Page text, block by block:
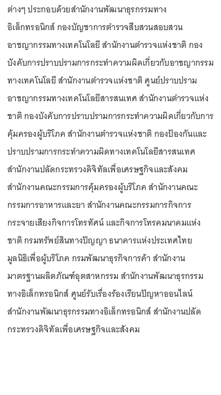
ต่างๆ ประกอบด้วยสำนักงานพัฒนาธุรกรรมทาง
อิเล็กทรอนิกส์ กองบัญชาการตำรวจสืบสวนสอบสวน
อาชญากรรมทางเทคโนโลยี สำนักงานตำรวจแห่งชาติ กอง
บังคับการปราบปรามการกระทำความผิดเกี่ยวกับอาชญากรรม
ทางเทคโนโลยี สำนักงานตำรวจแห่งชาติ ศูนย์ปราบปราม
อาชญากรรมทางเทคโนโลยีสารสนเทศ สำนักงานตำรวจแห่ง
ชาติ กองบังคับการปราบปรามการกระทำความผิดเกี่ยวกับการ
คุ้มครองผู้บริโภค สำนักงานตำรวจแห่งชาติ กองป้องกันและ
ปราบปรามการกระทำความผิดทางเทคโนโลยีสารสนเทศ
สำนักงานปลัดกระทรวงดิจิทัลเพื่อเศรษฐกิจและสังคม
สำนักงานคณะกรรมการคุ้มครองผู้บริโภค สำนักงานคณะ
กรรมการอาหารและยา สำนักงานคณะกรรมการกิจการ
กระจายเสียงกิจการโทรทัศน์ และกิจการโทรคมนาคมแห่ง
ชาติ กรมทรัพย์สินทางปัญญา ธนาคารแห่งประเทศไทย
มูลนิธิเพื่อผู้บริโภค กรมพัฒนาธุรกิจการค้า สำนักงาน
มาตรฐานผลิตภัณฑ์อุตสาหกรรม สำนักงานพัฒนาธุรกรรม
ทางอิเล็กทรอนิกส์ ศูนย์รับเรื่องร้องเรียนปัญหาออนไลน์
สำนักงานพัฒนาธุรกรรมทางอิเล็กทรอนิกส์ สำนักงานปลัด
กระทรวงดิจิทัลเพื่อเศรษฐกิจและสังคม